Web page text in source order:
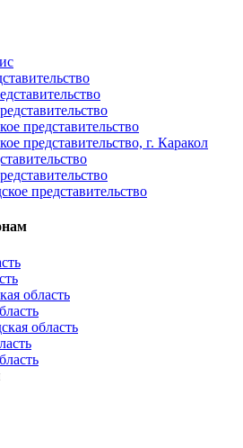
представительство
представительство, г. Каракол
представительство
область
область